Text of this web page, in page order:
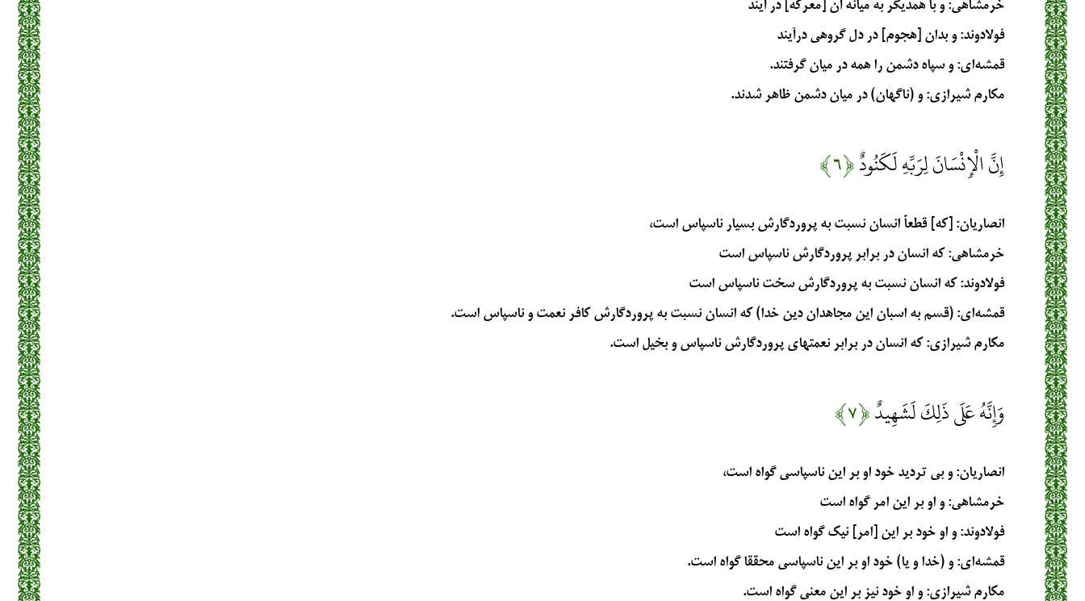
خرمشاهی: و با همديگر به ميانه آن [معركه‏] در آيند
فولادوند: و بدان [هجوم] در دل گروهى درآيند
قمشه‌ای: و سپاه دشمن را همه در میان گرفتند.
مکارم شیرازی: و (ناگهان) در ميان دشمن ظاهر شدند.
إِنَّ الْإِنْسَانَ لِرَبِّهِ لَكَنُودٌ﴿۶﴾
انصاریان: [که] قطعاً انسان نسبت به پروردگارش بسیار ناسپاس است،
خرمشاهی: كه انسان در برابر پروردگارش ناسپاس است‏
فولادوند: كه انسان نسبت به پروردگارش سخت ناسپاس است
قمشه‌ای: (قسم به اسبان این مجاهدان دین خدا) که انسان نسبت به پروردگارش کافر نعمت و ناسپاس است.
مکارم شیرازی: كه انسان در برابر نعمتهاي پروردگارش ناسپاس و بخيل است.
وَإِنَّهُ عَلَى ذَلِكَ لَشَهِيدٌ﴿۷﴾
انصاریان: و بی تردید خود او بر این ناسپاسی گواه است،
خرمشاهی: و او بر اين امر گواه است‏
فولادوند: و او خود بر اين [امر] نيك گواه است
قمشه‌ای: و (خدا و یا) خود او بر این ناسپاسی محققا گواه است.
مکارم شیرازی: و او خود نيز بر اين معني گواه است.